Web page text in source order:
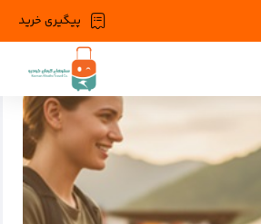
پیگیری خرید
چگونه توریست حرفه‌ای باشیم